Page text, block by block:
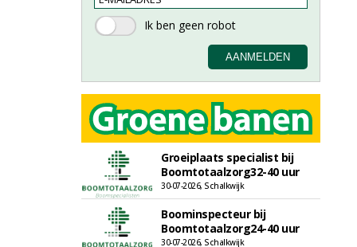
Groeiplaats specialist bij
Boomtotaalzorg32-40 uur
30-07-2026, Schalkwijk
Boominspecteur bij
Boomtotaalzorg24-40 uur
30-07-2026, Schalkwijk